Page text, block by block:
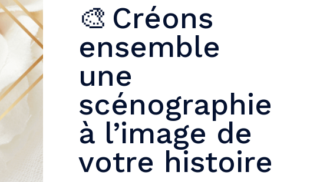
🎨 Créons
ensemble
une
scénographie
à l’image de
votre histoire